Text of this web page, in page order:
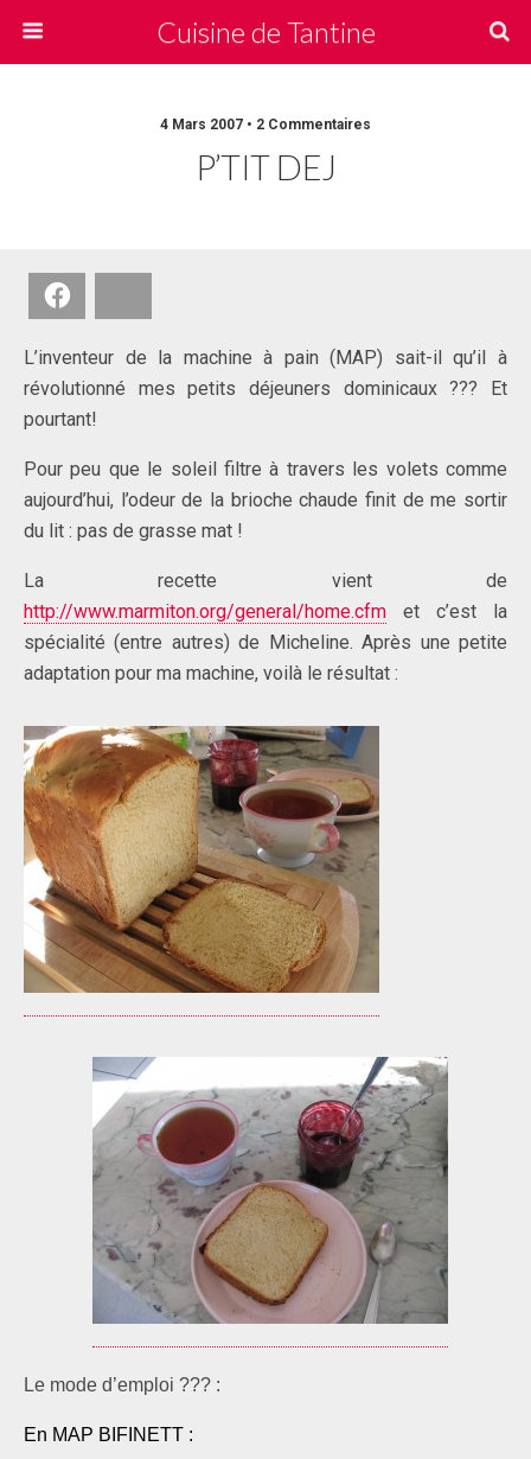
Cuisine de Tantine
4 Mars 2007 • 2 Commentaires
P’TIT DEJ
L’inventeur de la machine à pain (MAP) sait-il qu’il à
révolutionné mes petits déjeuners dominicaux ??? Et
pourtant!
Pour peu que le soleil filtre à travers les volets comme
aujourd’hui, l’odeur de la brioche chaude finit de me sortir
du lit : pas de grasse mat !
La recette vient de
http://www.marmiton.org/general/home.cfm et c’est la
spécialité (entre autres) de Micheline. Après une petite
adaptation pour ma machine, voilà le résultat :
Le mode d’emploi ??? :
En MAP BIFINETT :